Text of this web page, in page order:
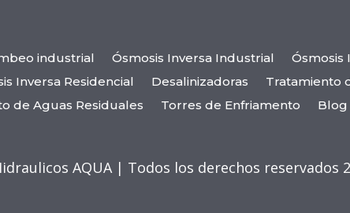
industrial Ósmosis Inversa Industrial
Ósmosis
Inversa Residencial Desalinizadoras
Tratamiento
de Aguas Residuales
Torres de Enfriamento Blog
AQUA | Todos los derechos reservados